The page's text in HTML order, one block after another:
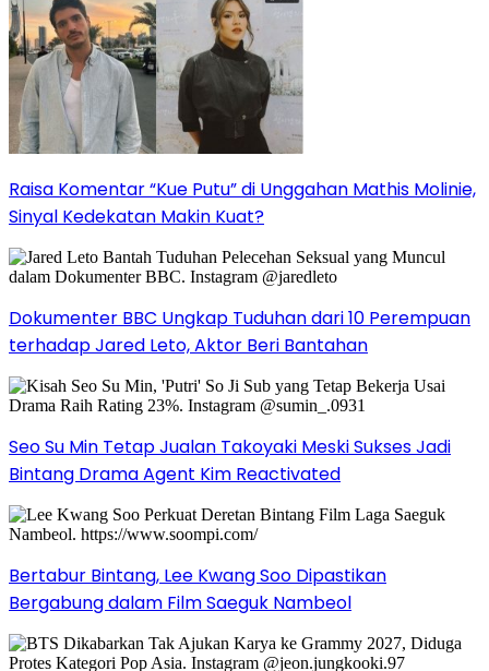
Raisa Komentar “Kue Putu” di Unggahan Mathis Molinie,
Sinyal Kedekatan Makin Kuat?
Dokumenter BBC Ungkap Tuduhan dari 10 Perempuan
terhadap Jared Leto, Aktor Beri Bantahan
Seo Su Min Tetap Jualan Takoyaki Meski Sukses Jadi
Bintang Drama Agent Kim Reactivated
Bertabur Bintang, Lee Kwang Soo Dipastikan
Bergabung dalam Film Saeguk Nambeol